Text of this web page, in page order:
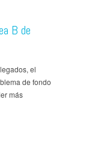
B de
el
de fondo
más